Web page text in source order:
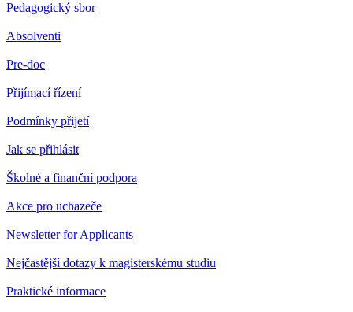
Pedagogický sbor
Absolventi
Pre-doc
Přijímací řízení
Podmínky přijetí
Jak se přihlásit
Školné a finanční podpora
Akce pro uchazeče
Newsletter for Applicants
Nejčastější dotazy k magisterskému studiu
Praktické informace